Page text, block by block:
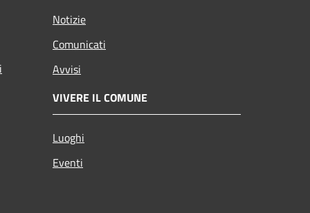
Notizie
Comunicati
Avvisi
VIVERE IL COMUNE
Luoghi
Eventi